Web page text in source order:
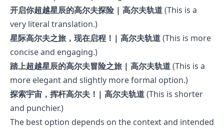
开启你超越星辰的高尔夫探险 | 高尔夫轨道(This is a
very literal translation.)
星际高尔夫之旅，现在启程！| 高尔夫轨道(This is more
concise and engaging.)
踏上超越星辰的高尔夫冒险之旅 | 高尔夫轨道(This is a
more elegant and slightly more formal option.)
探索宇宙，挥杆高尔夫！| 高尔夫轨道(This is shorter
and punchier.)
The best option depends on the context and intended